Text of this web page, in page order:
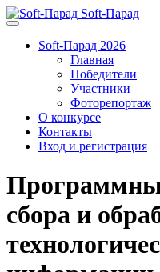
Soft-Парад
Soft-Парад 2026
Главная
Победители
Участники
Фоторепортаж
О конкурсе
Контакты
Вход и регистрация
сбора и